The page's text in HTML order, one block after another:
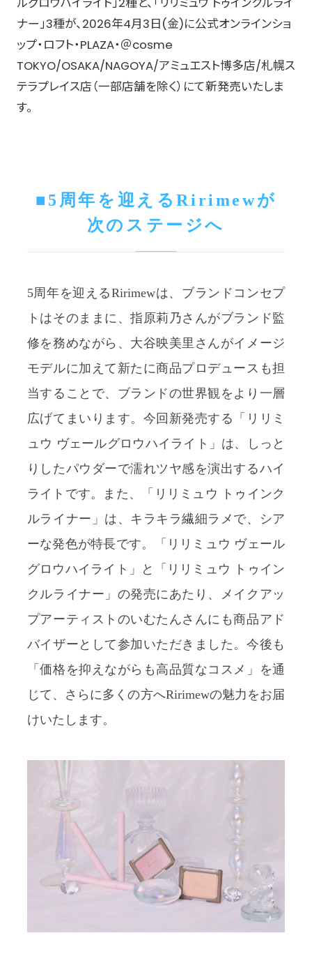
ナー」3種が、2026年4月3日(金)に公式オンラインショ
ップ・ロフト・PLAZA・＠cosme
TOKYO/OSAKA/NAGOYA/アミュエスト博多店/札幌ス
テラプレイス店（一部店舗を除く）にて新発売いたしま
す。
■5周年を迎えるRirimewが
次のステージへ
5周年を迎えるRirimewは、ブランドコンセプ
トはそのままに、指原莉乃さんがブランド監
修を務めながら、大谷映美里さんがイメージ
モデルに加えて新たに商品プロデュースも担
当することで、ブランドの世界観をより一層
広げてまいります。今回新発売する「リリミ
ュウ ヴェールグロウハイライト」は、しっと
りしたパウダーで濡れツヤ感を演出するハイ
ライトです。また、「リリミュウ トゥインク
ルライナー」は、キラキラ繊細ラメで、シア
ーな発色が特長です。「リリミュウ ヴェール
グロウハイライト」と「リリミュウ トゥイン
クルライナー」の発売にあたり、メイクアッ
プアーティストのいむたんさんにも商品アド
バイザーとして参加いただきました。今後も
「価格を抑えながらも高品質なコスメ」を通
じて、さらに多くの方へRirimewの魅力をお届
けいたします。